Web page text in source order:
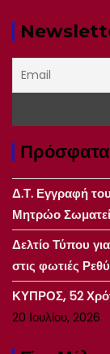
Δ.Τ. Εγγραφή
Μητρώο
Δελτίο Τύπου
στις φωτιές
ΚΥΠΡΟΣ, 52
20 Ιουλίου, 2026